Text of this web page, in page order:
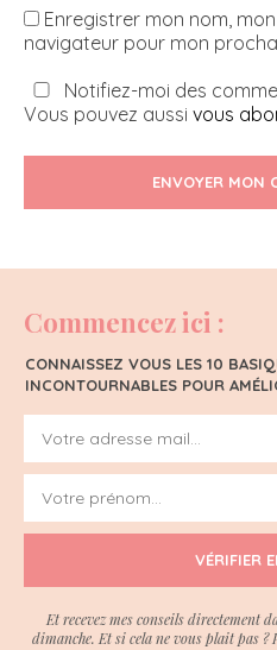
Enregistrer mon nom,
navigateur pour mon
Notifiez-moi des
Vous pouvez aussi vous
ENVOYER MON
Commencez ici :
CONNAISSEZ VOUS LES 10
INCONTOURNABLES POUR
VÉRIFIER
Et recevez mes conseils directement
dimanche. Et si cela ne vous plait pas ?